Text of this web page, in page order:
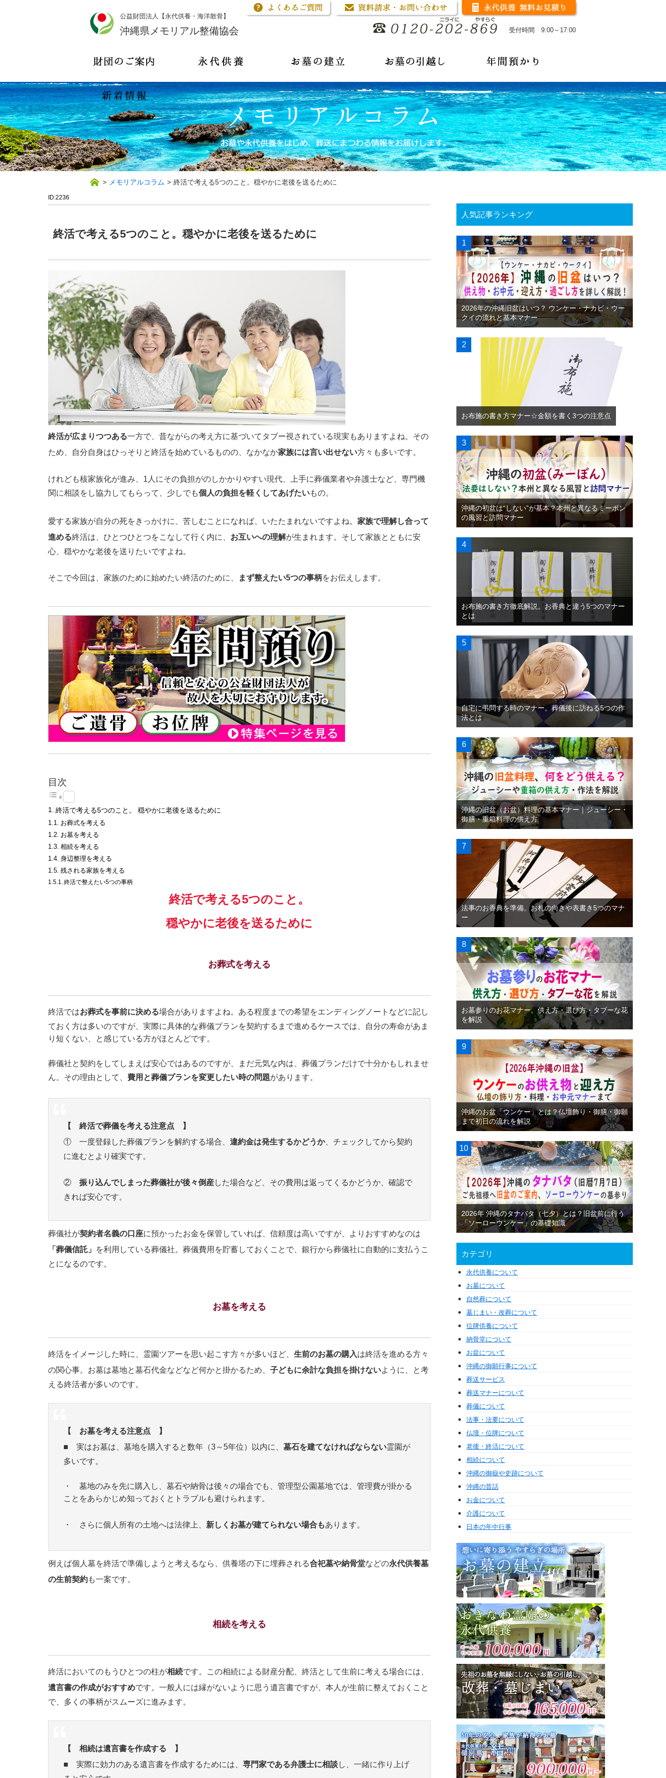
公益財団法人【永代供養・海洋散骨】
沖縄県メモリアル整備協会 受付時間 9:00～17:00
> メモリアルコラム > 終活で考える5つのこと。穏やかに老後を送るために
ID:2236
終活で考える5つのこと。穏やかに老後を送るために
終活が広まりつつある一方で、昔ながらの考え方に基づいてタブー視されている現実もありますよね。その
ため、自分自身はひっそりと終活を始めているものの、なかなか家族には言い出せない方々も多いです。
けれども核家族化が進み、1人にその負担がのしかかりやすい現代、上手に葬儀業者や弁護士など、専門機
関に相談をし協力してもらって、少しでも個人の負担を軽くしてあげたいもの。
愛する家族が自分の死をきっかけに、苦しむことになれば、いたたまれないですよね。 家族で理解し合って
進める終活は、ひとつひとつをこなして行く内に、 お互いへの理解が生まれます。そして家族とともに安
心、穏やかな老後を送りたいですよね。
そこで今回は、家族のために始めたい終活のために、 まず整えたい5つの事柄をお伝えします。
目次
終活で考える5つのこと。 穏やかに老後を送るために
お葬式を考える
お墓を考える
相続を考える
身辺整理を考える
残される家族を考える
終活で整えたい5つの事柄
終活で考える5つのこと。
穏やかに老後を送るために
お葬式を考える
終活ではお葬式を事前に決める場合がありますよね。ある程度までの希望をエンディングノートなどに記し
ておく方は多いのですが、実際に具体的な葬儀プランを契約するまで進めるケースでは、自分の寿命があま
り短くない、と感じている方がほとんどです。
葬儀社と契約をしてしまえば安心ではあるのですが、まだ元気な内は、葬儀プランだけで十分かもしれませ
ん。その理由として、 費用と葬儀プランを変更したい時の問題があります。
【 終活で葬儀を考える注意点 】
① 一度登録した葬儀プランを解約する場合、 違約金は発生するかどうか、チェックしてから契約
に進むとより確実です。
② 振り込んでしまった葬儀社が後々倒産した場合など、その費用は返ってくるかどうか、確認で
きれば安心です。
葬儀社が契約者名義の口座に預かったお金を保管していれば、信頼度は高いですが、よりおすすめなのは
「葬儀信託」
を利用している葬儀社。葬儀費用を貯蓄しておくことで、銀行から葬儀社に自動的に支払うこ
とになるのです。
お墓を考える
終活をイメージした時に、霊園ツアーを思い起こす方々が多いほど、 生前のお墓の購入は終活を進める方々
の関心事。お墓は墓地と墓石代金などなど何かと掛かるため、 子どもに余計な負担を掛けないように、と考
える終活者が多いのです。
【 お墓を考える注意点 】
■ 実はお墓は、墓地を購入すると数年（3～5年位）以内に、 墓石を建てなければならない霊園が
多いです。
・ 墓地のみを先に購入し、墓石や納骨は後々の場合でも、管理型公園墓地では、管理費が掛かる
ことをあらかじめ知っておくとトラブルも避けられます。
・ さらに個人所有の土地へは法律上、 新しくお墓が建てられない場合もあります。
例えば個人墓を終活で準備しようと考えるなら、供養塔の下に埋葬される合祀墓や納骨堂などの永代供養墓
の生前契約も一案です。
相続を考える
終活においてのもうひとつの柱が相続です。この相続による財産分配、終活として生前に考える場合には、
遺言書の作成がおすすめです。一般人には縁がないように思う遺言書ですが、本人が生前に整えておくこと
で、多くの事柄がスムーズに進みます。
【 相続は遺言書を作成する 】
■ 実際に効力のある遺言書を作成するためには、 専門家である弁護士に相談し、一緒に作り上げ
人気記事ランキング
2026年の沖縄旧盆はいつ？ ウンケー・ナカビ・ウー
クイの流れと基本マナー
お布施の書き方マナー☆金額を書く3つの注意点
沖縄の初盆は“しない”が基本？本州と異なるミーボン
の風習と訪問マナー
お布施の書き方徹底解説。お香典と違う5つのマナー
とは
自宅に弔問する時のマナー。葬儀後に訪ねる5つの作
法とは
沖縄の旧盆（お盆）料理の基本マナー｜ジューシー・
御膳・重箱料理の供え方
法事のお香典を準備。お札の向きや表書き5つのマナ
ー
お墓参りのお花マナー。供え方・選び方・タブーな花
を解説
沖縄のお盆「ウンケー」とは？仏壇飾り・御膳・御願
まで初日の流れを解説
2026年 沖縄のタナバタ（七夕）とは？旧盆前に行う
「ソーローウンケー」の基礎知識
カテゴリ
永代供養について
お墓について
自然葬について
墓じまい・改葬について
位牌供養について
納骨堂について
お盆について
沖縄の御願行事について
葬送サービス
葬送マナーについて
葬儀について
法事・法要について
仏壇・位牌について
老後・終活について
相続について
沖縄の御嶽や史跡について
沖縄の昔話
お金について
介護について
日本の年中行事